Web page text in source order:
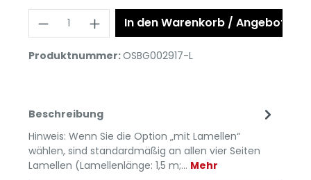
In den Warenkorb / Angebot
Produktnummer:OSBG002917-L
Beschreibung
Hinweis: Wenn Sie die Option „mit Lamellen“
wählen, sind standardmäßig an allen vier Seiten
Lamellen (Lamellenlänge: 1,5 m;… Mehr